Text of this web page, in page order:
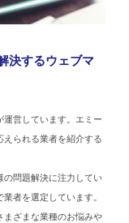
決するウェブマ
運営しています。エミー
られる業者を紹介する
の問題解決に注力してい
者を選定しています。
まざまな業種のお悩みや